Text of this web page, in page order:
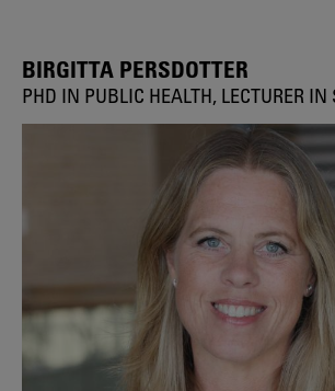
BIRGITTA PERSDOTTER
PHD IN PUBLIC HEALTH, LECTURER IN